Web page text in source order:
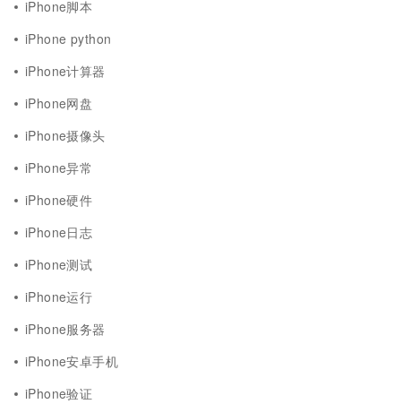
iPhone脚本
iPhone python
iPhone计算器
iPhone网盘
iPhone摄像头
iPhone异常
iPhone硬件
iPhone日志
iPhone测试
iPhone运行
iPhone服务器
iPhone安卓手机
iPhone验证